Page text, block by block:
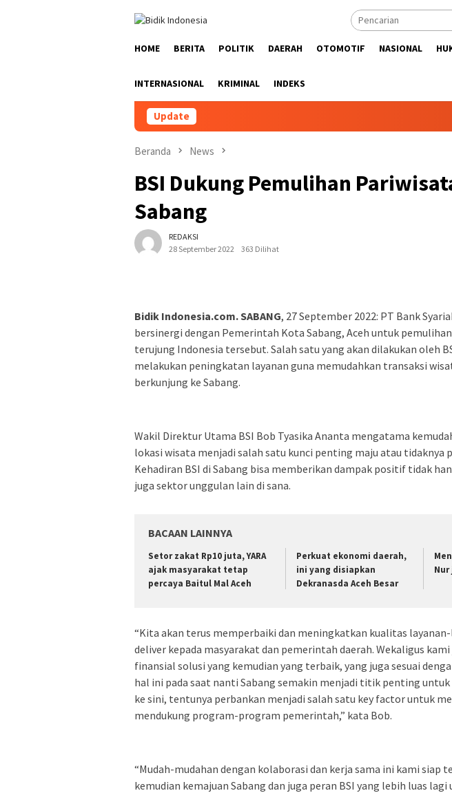
HOME BERITA POLITIK DAERAH OTOMOTIF NASIONAL
INTERNASIONAL KRIMINAL INDEKS
Update
Beranda News
BSI Dukung Pemulihan
Sabang
REDAKSI
28 September 2022
363 Dilihat
Bidik Indonesia.com. SABANG, 27 September 2022: PT Bank
bersinergi dengan Pemerintah Kota Sabang, Aceh untuk
terujung Indonesia tersebut. Salah satu yang akan dilakukan oleh
melakukan peningkatan layanan guna memudahkan transaksi
berkunjung ke Sabang.
Wakil Direktur Utama BSI Bob Tyasika Ananta mengatama
lokasi wisata menjadi salah satu kunci penting maju atau tidaknya
Kehadiran BSI di Sabang bisa memberikan dampak positif tidak
juga sektor unggulan lain di sana.
BACAAN LAINNYA
Setor zakat Rp10 juta, YARA
ajak masyarakat tetap
percaya Baitul Mal Aceh
Perkuat ekonomi daerah,
ini yang disiapkan
Dekranasda Aceh Besar
Nur
“Kita akan terus memperbaiki dan meningkatkan kualitas
deliver kepada masyarakat dan pemerintah daerah. Wekaligus
finansial solusi yang kemudian yang terbaik, yang juga sesuai
hal ini pada saat nanti Sabang semakin menjadi titik penting
ke sini, tentunya perbankan menjadi salah satu key factor untuk
mendukung program-program pemerintah,” kata Bob.
“Mudah-mudahan dengan kolaborasi dan kerja sama ini kami siap
kemudian kemajuan Sabang dan juga peran BSI yang lebih luas lagi